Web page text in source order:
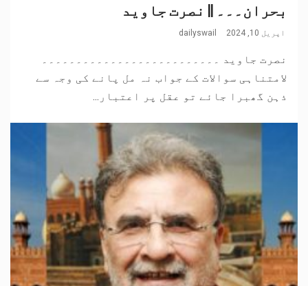
بحران۔۔۔ || نصرت جاوید
اپریل 10, 2024 dailyswail
نصرت جاوید ۔۔۔۔۔۔۔۔۔۔۔۔۔۔۔۔۔۔۔۔۔۔۔۔۔۔
لامتناہی سوالات کے جواب نہ مل پانے کی وجہ سے
ذہن گھبرا جائے تو عقل پر اعتبار...